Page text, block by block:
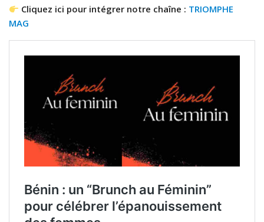
Cliquez ici pour intégrer notre chaîne : TRIOMPHE
MAG